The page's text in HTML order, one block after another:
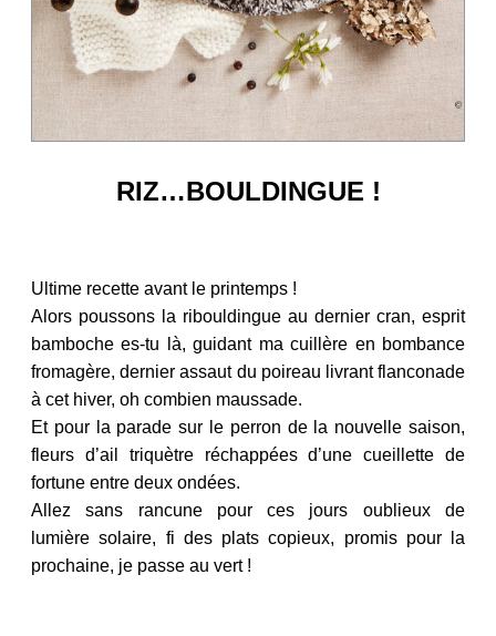
RIZ…BOULDINGUE !
Ultime recette avant le printemps !
Alors poussons la ribouldingue au dernier cran, esprit
bamboche es-tu là, guidant ma cuillère en bombance
fromagère, dernier assaut du poireau livrant flanconade
à cet hiver, oh combien maussade.
Et pour la parade sur le perron de la nouvelle saison,
fleurs d’ail triquètre réchappées d’une cueillette de
fortune entre deux ondées.
Allez sans rancune pour ces jours oublieux de
lumière solaire, fi des plats copieux, promis pour la
prochaine, je passe au vert !